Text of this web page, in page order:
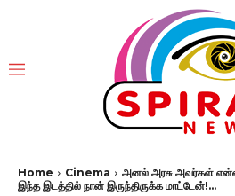
Home Cinema
அனல் அரசு அவர்கள்
இந்த இடத்தில் நான் இருந்திருக்க மாட்டேன்!...